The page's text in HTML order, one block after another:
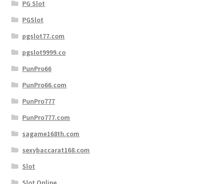
PG Slot
PGSlot
pgslot77.com
pgslot9999.co
PunPro66
PunPro66.com
PunPro777
PunPro777.com
sagame168th.com
sexybaccarat168.com
Slot